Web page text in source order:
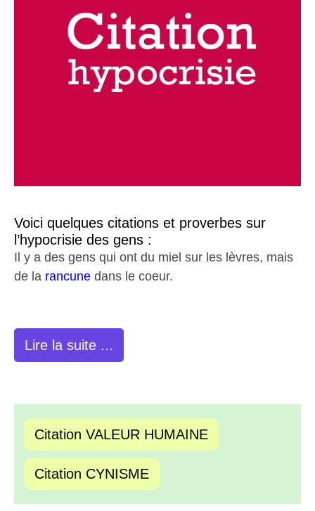
Voici quelques citations et proverbes sur
l’hypocrisie des gens :
Il y a des gens qui ont du miel sur les lèvres, mais
de la rancune dans le coeur.
Lire la suite ...
Citation VALEUR HUMAINE
Citation CYNISME